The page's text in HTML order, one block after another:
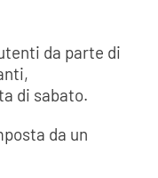
da parte di
di sabato.
da un